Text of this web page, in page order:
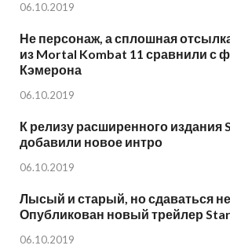
06.10.2019
Не персонаж, а сплошная
из Mortal Kombat 11 сравнили с
Кэмерона
06.10.2019
К релизу расширенного издания
добавили новое интро
06.10.2019
Лысый и старый, но сдаваться
Опубликован новый трейлер
06.10.2019